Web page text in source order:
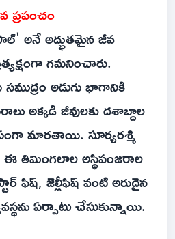
అనే అద్భుతమైన జీవ
గమనించారు.
అడుగు భాగానికి
అక్కడి జీవులకు దశాబ్దాల
మారతాయి. సూర్యరశ్మి
తిమింగలాల అస్థిపంజరాల
ఫిష్, జెల్లీఫిష్ వంటి అరుదైన
ఏర్పాటు చేసుకున్నాయి.